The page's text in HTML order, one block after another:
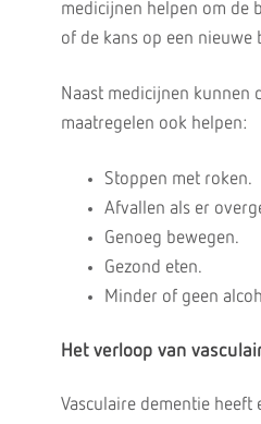
medicijnen helpen om de
of de kans op een nieuwe
Naast medicijnen kunnen
maatregelen ook helpen:
Stoppen met roken.
Afvallen als er
Genoeg bewegen.
Gezond eten.
Minder of geen
Het verloop van
Vasculaire dementie heeft